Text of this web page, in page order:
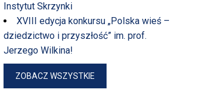
Instytut Skrzynki
XVIII edycja konkursu „Polska wieś –
dziedzictwo i przyszłość” im. prof.
Jerzego Wilkina!
ZOBACZ WSZYSTKIE